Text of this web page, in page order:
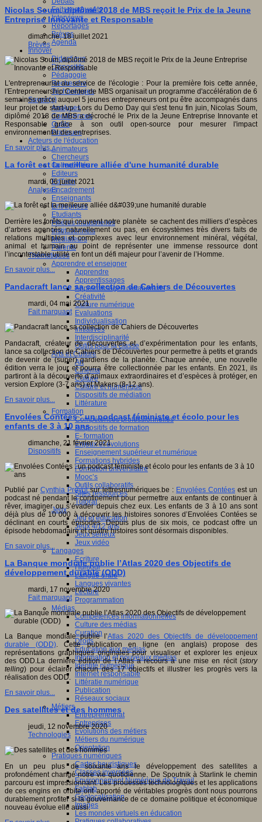
Faits marquants
Interviews
Reportages
Brèves
Agenda
Innover
Didactique
Dispositifs
Pédagogie
Recherche
Technologies
Savoir(s)
Analyses
Conférences
Outils
Pratiques
Acteurs de l'éducation
Animateurs
Chercheurs
Collectivités
Editeurs
EdTech
Encadrement
Enseignants
Entreprises
Etudiants
Filières industrielles
Institutionnels
Médiateurs
Parents
Thématiques
Apprendre et enseigner
Apprendre
Apprentissages
Apprentissages collaboratifs
Créativité
Culture numérique
Evaluations
Individualisation
Initiatives
Interdisciplinarité
Outils pour la classe
Arts et Culture
Art
Cinéma
Culture
Culture et numérique
Dispositifs de médiation
Littérature
Formation
Compétences professionnelles
Dispositifs de formation
E- formation
Enjeux et évolutions
Enseignement supérieur et numérique
Formations hybrides
Formation universitaire
Mooc’s
Outils collaboratifs
Sites ressources
Tutorat
Jeux
Jeu et éducation
Jeux 4/12 ans
Jeux sérieux
Jeux vidéo
Langages
Ecriture
Humour
Langue orale
Langues vivantes
Lecture
Programmation
Médias
Compétences informationnelles
Culture des médias
Curation
Droits
Education aux médias
Information et nouveaux médias
Identité numérique
Internet responsable
Littératie numérique
Publication
Réseaux sociaux
Métiers
Entrepreneuriat
Entreprises
Evolutions des métiers
Métiers du numérique
Orientation
Pratiques numériques
Cartes heuristiques
Classes inversées
Environnement Numérique de Travail
Fablab
Géolocalisation
Images
Les mondes virtuels en éducation
Nicolas Soum, diplômé 2018 de MBS reçoit le Prix de la Jeune
Entreprise Innovante et Responsable
dimanche, 18 juillet 2021
Brèves
L'entrepreneuriat au service de l'écologie : Pour la première fois cette année,
l'Entrepreneurship Center de MBS organisait un programme d'accélération de 6
semaines grâce auquel 5 jeunes entrepreneurs ont pu être accompagnés dans
leur projet de start-up. Lors du Demo Day qui s'est tenu fin juin, Nicolas Soum,
diplômé 2018 de MBS a décroché le Prix de la Jeune Entreprise Innovante et
Responsable grâce à son outil open-source pour mesurer l'impact
environnemental des entreprises.
En savoir plus...
La forêt est la meilleure alliée d'une humanité durable
mardi, 06 juillet 2021
Analyses
Derrière les forêts qui couvrent notre planète se cachent des milliers d’espèces
d’arbres agencés, naturellement ou pas, en écosystèmes très divers faits de
relations multiples et complexes avec leur environnement minéral, végétal,
animal et humain au point de représenter une immense ressource dont
l’incontestable utilité en font un défi majeur pour l’avenir de l’Homme.
En savoir plus...
Pandacraft lance sa collection de Cahiers de Découvertes
mardi, 04 mai 2021
Fait marquant
Pandacraft, créateur de découvertes et d’expérimentation pour les enfants,
lance sa collection de Cahiers de Découvertes pour permettre à petits et grands
de devenir de (super) gardiens de la planète. Chaque année, une nouvelle
édition verra le jour et pourra être collectionnée par les enfants. En 2021, ils
partiront à la découverte d’animaux extraordinaires et d’espèces à protéger, en
version Explore (3-7 ans) et Makers (8-12 ans).
En savoir plus...
Envolées Contées : un podcast féministe et écolo pour les
enfants de 3 à 10 ans
dimanche, 21 février 2021
Dispositifs
Publié par Cynthia Prévotsur lettresnumériques.be : Envolées Contées est un
podcast né pendant le confinement pour permettre aux enfants de continuer à
rêver, imaginer ou s’évader depuis chez eux. Les enfants de 3 à 10 ans sont
déjà plus de 10 000 à découvrir les histoires sonores d’Envolées Contées se
déclinant en courts épisodes. Depuis plus de six mois, ce podcast offre un
épisode hebdomadaire et quatre histoires sont désormais disponibles.
En savoir plus...
La Banque mondiale publie l’Atlas 2020 des Objectifs de
développement durable (ODD)
mardi, 17 novembre 2020
Fait marquant
La Banque mondiale publie l’Atlas 2020 des Objectifs de développement
durable (ODD). Cette publication en ligne (en anglais) propose des
représentations graphiques originales pour visualiser et explorer les enjeux
des ODD.La dernière édition de l’Atlas a recours à une mise en récit (story
telling) pour éclairer chacun des 17 objectifs et illustrer les progrès vers la
réalisation des ODD.
En savoir plus...
Des satellites et des hommes
jeudi, 12 novembre 2020
Technologies
En un peu plus de soixante ans le développement des satellites a
profondément changé notre vie quotidienne. De Spoutnik à Starlink le chemin
parcouru est impressionnant. Les prouesses technologiques et les applications
de ces engins en orbite ont apporté de véritables progrès dont nous pourrons
durablement profiter si la gouvernance de ce domaine politique et économique
nouveau évolue elle aussi.